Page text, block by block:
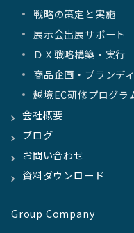
戦略の策定と実施
展示会出展サポート
ＤＸ戦略構築・実行
商品企画・ブランデ
越境EC研修プログラ
会社概要
ブログ
お問い合わせ
資料ダウンロード
Group Company